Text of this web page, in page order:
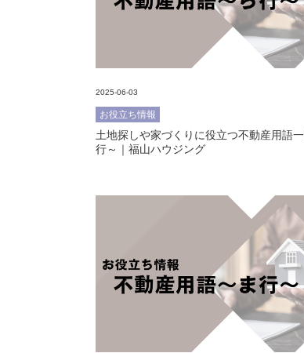
2025-06-03
お役立ち情報
土地探しや家づくりに役立つ不動産用語
行～｜福山ハウジング